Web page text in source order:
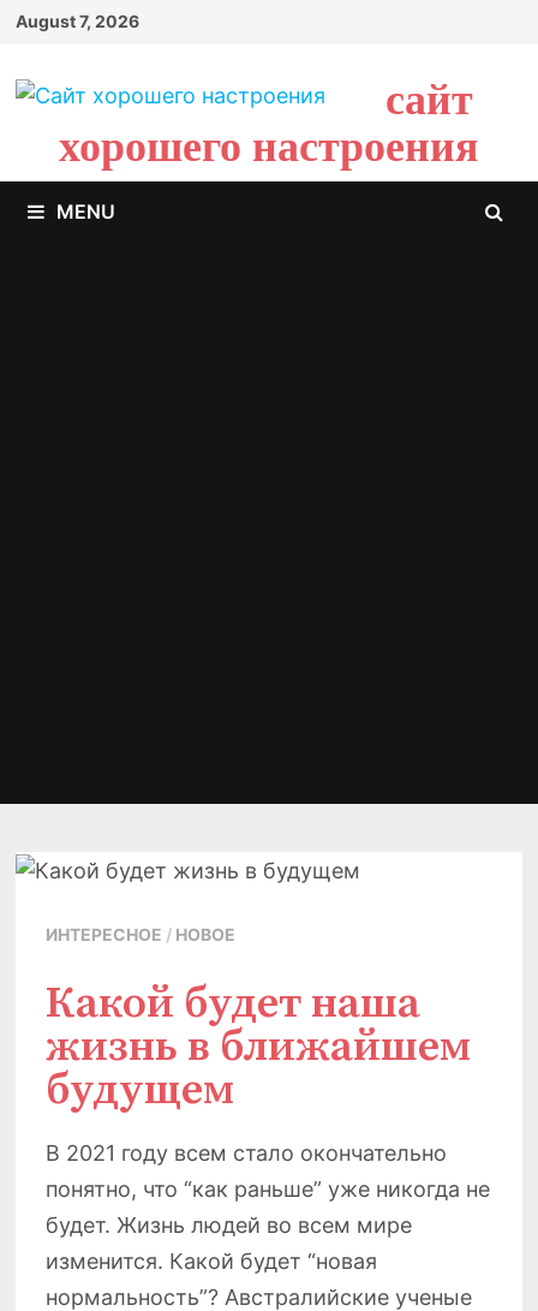
Skip
content
August 7, 2026
сайт
хорошего настроения
MENU
ИНТЕРЕСНОЕ / НОВОЕ
Какой будет наша
жизнь в ближайшем
будущем
В 2021 году всем стало окончательно
понятно, что “как раньше” уже никогда не
будет. Жизнь людей во всем мире
изменится. Какой будет “новая
нормальность”? Австралийские ученые